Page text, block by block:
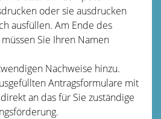
oder sie ausdrucken
ausfüllen. Am Ende des
Sie Ihren Namen
Nachweise hinzu.
Antragsformulare mit
an das für Sie zuständige